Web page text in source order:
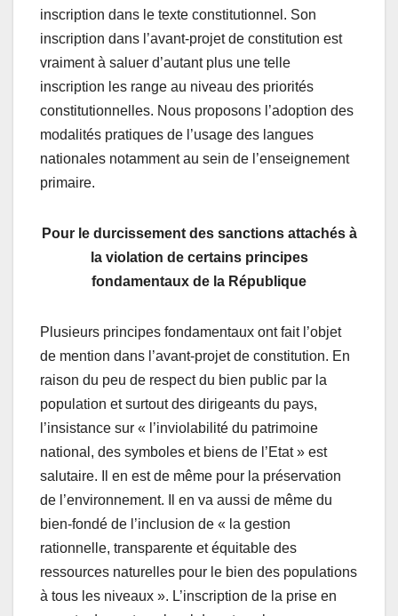
inscription dans le texte constitutionnel. Son
inscription dans l’avant-projet de constitution est
vraiment à saluer d’autant plus une telle
inscription les range au niveau des priorités
constitutionnelles. Nous proposons l’adoption des
modalités pratiques de l’usage des langues
nationales notamment au sein de l’enseignement
primaire.
Pour le durcissement des sanctions attachés à
la violation de certains principes
fondamentaux de la République
Plusieurs principes fondamentaux ont fait l’objet
de mention dans l’avant-projet de constitution. En
raison du peu de respect du bien public par la
population et surtout des dirigeants du pays,
l’insistance sur « l’inviolabilité du patrimoine
national, des symboles et biens de l’Etat » est
salutaire. Il en est de même pour la préservation
de l’environnement. Il en va aussi de même du
bien-fondé de l’inclusion de « la gestion
rationnelle, transparente et équitable des
ressources naturelles pour le bien des populations
à tous les niveaux ». L’inscription de la prise en